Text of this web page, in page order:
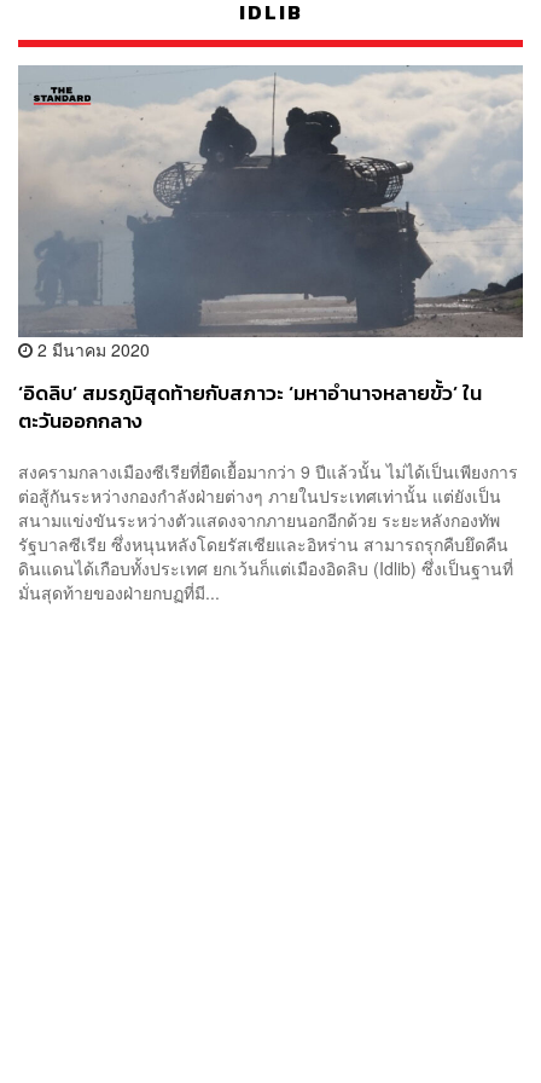
IDLIB
2 มีนาคม 2020
‘อิดลิบ’ สมรภูมิสุดท้ายกับสภาวะ ‘มหาอำนาจหลายขั้ว’ ใน
ตะวันออกกลาง
สงครามกลางเมืองซีเรียที่ยืดเยื้อมากว่า 9 ปีแล้วนั้น ไม่ได้เป็นเพียงการ
ต่อสู้กันระหว่างกองกำลังฝ่ายต่างๆ ภายในประเทศเท่านั้น แต่ยังเป็น
สนามแข่งขันระหว่างตัวแสดงจากภายนอกอีกด้วย ระยะหลังกองทัพ
รัฐบาลซีเรีย ซึ่งหนุนหลังโดยรัสเซียและอิหร่าน สามารถรุกคืบยึดคืน
ดินแดนได้เกือบทั้งประเทศ ยกเว้นก็แต่เมืองอิดลิบ (Idlib) ซึ่งเป็นฐานที่
มั่นสุดท้ายของฝ่ายกบฏที่มี...